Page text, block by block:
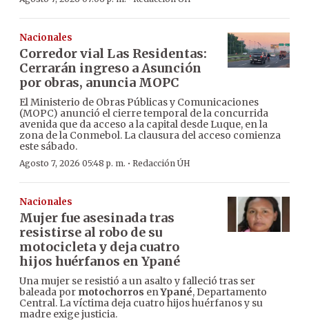
Nacionales
Corredor vial Las Residentas:
Cerrarán ingreso a Asunción
por obras, anuncia MOPC
El Ministerio de Obras Públicas y Comunicaciones
(MOPC) anunció el cierre temporal de la concurrida
avenida que da acceso a la capital desde Luque, en la
zona de la Conmebol. La clausura del acceso comienza
este sábado.
Agosto 7, 2026 05:48 p. m. · Redacción ÚH
Nacionales
Mujer fue asesinada tras
resistirse al robo de su
motocicleta y deja cuatro
hijos huérfanos en Ypané
Una mujer se resistió a un asalto y falleció tras ser
baleada por motochorros enYpané, Departamento
Central. La víctima deja cuatro hijos huérfanos y su
madre exige justicia.